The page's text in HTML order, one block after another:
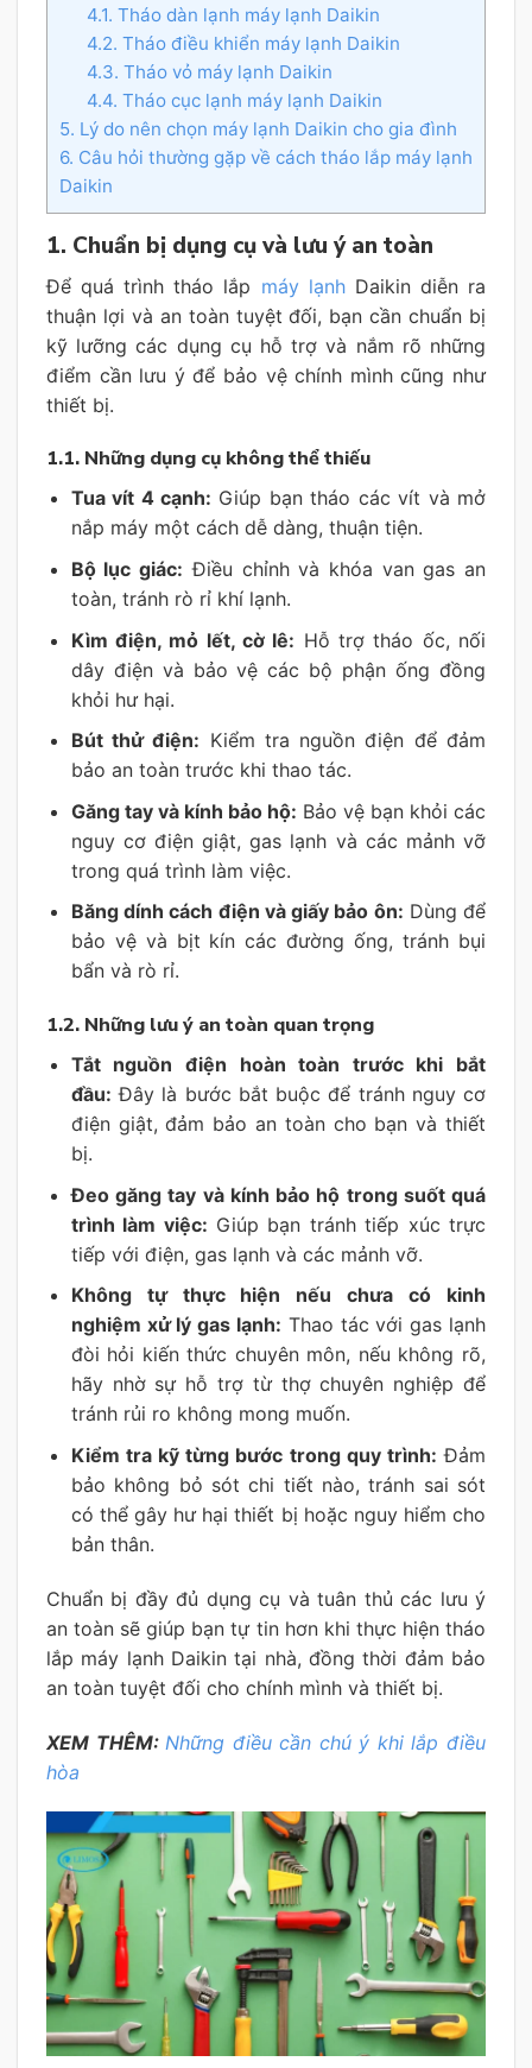
4.1. Tháo dàn lạnh máy lạnh Daikin
4.2. Tháo điều khiển máy lạnh Daikin
4.3. Tháo vỏ máy lạnh Daikin
4.4. Tháo cục lạnh máy lạnh Daikin
5. Lý do nên chọn máy lạnh Daikin cho gia đình
6. Câu hỏi thường gặp về cách tháo lắp máy lạnh
Daikin
1. Chuẩn bị dụng cụ và lưu ý an toàn
Để quá trình tháo lắp máy lạnhDaikin diễn ra
thuận lợi và an toàn tuyệt đối, bạn cần chuẩn bị
kỹ lưỡng các dụng cụ hỗ trợ và nắm rõ những
điểm cần lưu ý để bảo vệ chính mình cũng như
thiết bị.
1.1. Những dụng cụ không thể thiếu
Tua vít 4 cạnh: Giúp bạn tháo các vít và mở
nắp máy một cách dễ dàng, thuận tiện.
Bộ lục giác: Điều chỉnh và khóa van gas an
toàn, tránh rò rỉ khí lạnh.
Kìm điện, mỏ lết, cờ lê: Hỗ trợ tháo ốc, nối
dây điện và bảo vệ các bộ phận ống đồng
khỏi hư hại.
Bút thử điện: Kiểm tra nguồn điện để đảm
bảo an toàn trước khi thao tác.
Găng tay và kính bảo hộ: Bảo vệ bạn khỏi các
nguy cơ điện giật, gas lạnh và các mảnh vỡ
trong quá trình làm việc.
Băng dính cách điện và giấy bảo ôn: Dùng để
bảo vệ và bịt kín các đường ống, tránh bụi
bẩn và rò rỉ.
1.2. Những lưu ý an toàn quan trọng
Tắt nguồn điện hoàn toàn trước khi bắt
đầu: Đây là bước bắt buộc để tránh nguy cơ
điện giật, đảm bảo an toàn cho bạn và thiết
bị.
Đeo găng tay và kính bảo hộ trong suốt quá
trình làm việc: Giúp bạn tránh tiếp xúc trực
tiếp với điện, gas lạnh và các mảnh vỡ.
Không tự thực hiện nếu chưa có kinh
nghiệm xử lý gas lạnh: Thao tác với gas lạnh
đòi hỏi kiến thức chuyên môn, nếu không rõ,
hãy nhờ sự hỗ trợ từ thợ chuyên nghiệp để
tránh rủi ro không mong muốn.
Kiểm tra kỹ từng bước trong quy trình: Đảm
bảo không bỏ sót chi tiết nào, tránh sai sót
có thể gây hư hại thiết bị hoặc nguy hiểm cho
bản thân.
Chuẩn bị đầy đủ dụng cụ và tuân thủ các lưu ý
an toàn sẽ giúp bạn tự tin hơn khi thực hiện tháo
lắp máy lạnh Daikin tại nhà, đồng thời đảm bảo
an toàn tuyệt đối cho chính mình và thiết bị.
XEM THÊM: Những điều cần chú ý khi lắp điều
hòa